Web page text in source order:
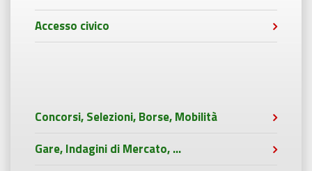
Accesso civico
Concorsi, Selezioni, Borse, Mobilità
Gare, Indagini di Mercato, ...